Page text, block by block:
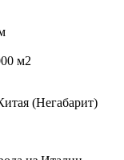
м2
(Негабарит)